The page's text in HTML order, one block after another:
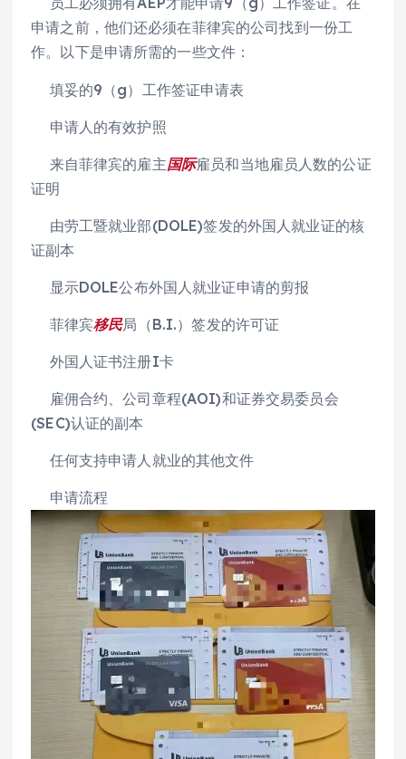
申请之前，他们还必须在菲律宾的公司找到一份工
作。以下是申请所需的一些文件：
填妥的9（g）工作签证申请表
申请人的有效护照
来自菲律宾的雇主国际雇员和当地雇员人数的公证
证明
由劳工暨就业部(DOLE)签发的外国人就业证的核
证副本
显示DOLE公布外国人就业证申请的剪报
菲律宾移民局（B.I.）签发的许可证
外国人证书注册I卡
雇佣合约、公司章程(AOI)和证券交易委员会
(SEC)认证的副本
任何支持申请人就业的其他文件
申请流程